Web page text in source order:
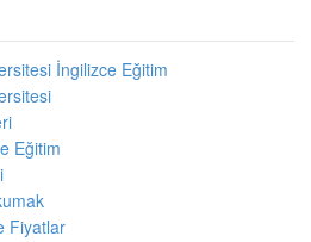
İngilizce Eğitim
Eğitim
Fiyatlar